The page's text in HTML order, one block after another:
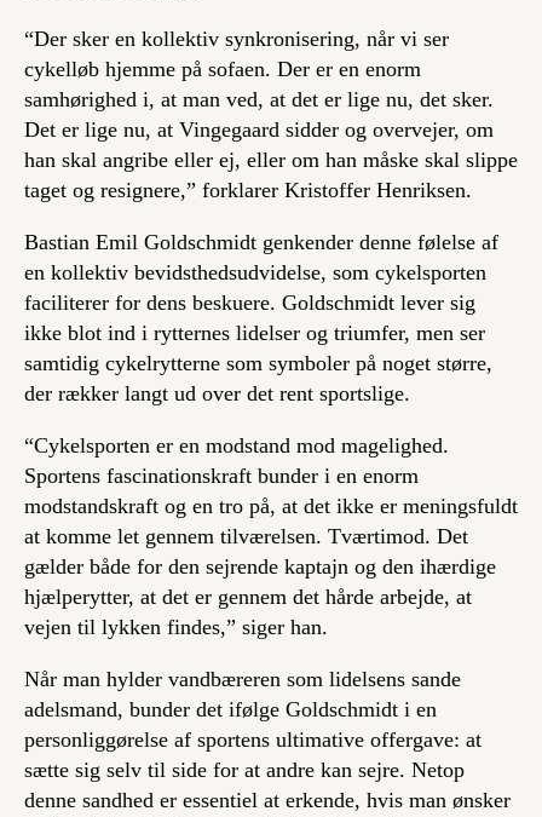
“Der sker en kollektiv synkronisering, når vi ser
cykelløb hjemme på sofaen. Der er en enorm
samhørighed i, at man ved, at det er lige nu, det sker.
Det er lige nu, at Vingegaard sidder og overvejer, om
han skal angribe eller ej, eller om han måske skal slippe
taget og resignere,” forklarer Kristoffer Henriksen.
Bastian Emil Goldschmidt genkender denne følelse af
en kollektiv bevidsthedsudvidelse, som cykelsporten
faciliterer for dens beskuere. Goldschmidt lever sig
ikke blot ind i rytternes lidelser og triumfer, men ser
samtidig cykelrytterne som symboler på noget større,
der rækker langt ud over det rent sportslige.
“Cykelsporten er en modstand mod magelighed.
Sportens fascinationskraft bunder i en enorm
modstandskraft og en tro på, at det ikke er meningsfuldt
at komme let gennem tilværelsen. Tværtimod. Det
gælder både for den sejrende kaptajn og den ihærdige
hjælperytter, at det er gennem det hårde arbejde, at
vejen til lykken findes,” siger han.
Når man hylder vandbæreren som lidelsens sande
adelsmand, bunder det ifølge Goldschmidt i en
personliggørelse af sportens ultimative offergave: at
sætte sig selv til side for at andre kan sejre. Netop
denne sandhed er essentiel at erkende, hvis man ønsker